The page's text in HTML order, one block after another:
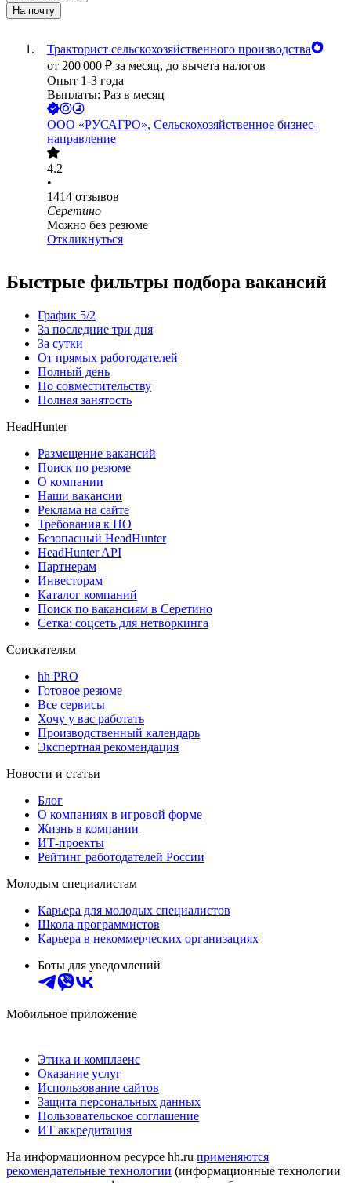
На почту
Тракторист сельскохозяйственного производства
от 200 000 ₽ за месяц, до вычета налогов
Опыт 1-3 года
Выплаты: Раз в месяц
ООО «РУСАГРО», Сельскохозяйственное бизнес-
направление
4.2
•
1414 отзывов
Серетино
Можно без резюме
Откликнуться
Быстрые фильтры подбора вакансий
График 5/2
За последние три дня
За сутки
От прямых работодателей
Полный день
По совместительству
Полная занятость
HeadHunter
Размещение вакансий
Поиск по резюме
О компании
Наши вакансии
Реклама на сайте
Требования к ПО
Безопасный HeadHunter
HeadHunter API
Партнерам
Инвесторам
Каталог компаний
Поиск по вакансиям в Серетино
Сетка: соцсеть для нетворкинга
Соискателям
hh PRO
Готовое резюме
Все сервисы
Хочу у вас работать
Производственный календарь
Экспертная рекомендация
Новости и статьи
Блог
О компаниях в игровой форме
Жизнь в компании
ИТ-проекты
Рейтинг работодателей России
Молодым специалистам
Карьера для молодых специалистов
Школа программистов
Карьера в некоммерческих организациях
Боты для уведомлений
Мобильное приложение
Этика и комплаенс
Оказание услуг
Использование сайтов
Защита персональных данных
Пользовательское соглашение
ИТ аккредитация
На информационном ресурсе hh.ru применяются
рекомендательные технологии (информационные технологии